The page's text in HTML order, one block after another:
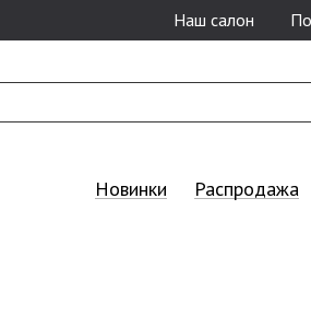
Наш салон
Новинки Распродажа